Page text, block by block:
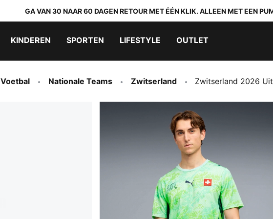
GA VAN 30 NAAR 60 DAGEN RETOUR MET ÉÉN KLIK. ALLEEN MET EEN
KINDEREN SPORTEN LIFESTYLE OUTLET
Voetbal Nationale Teams Zwitserland Zwitserland 2026